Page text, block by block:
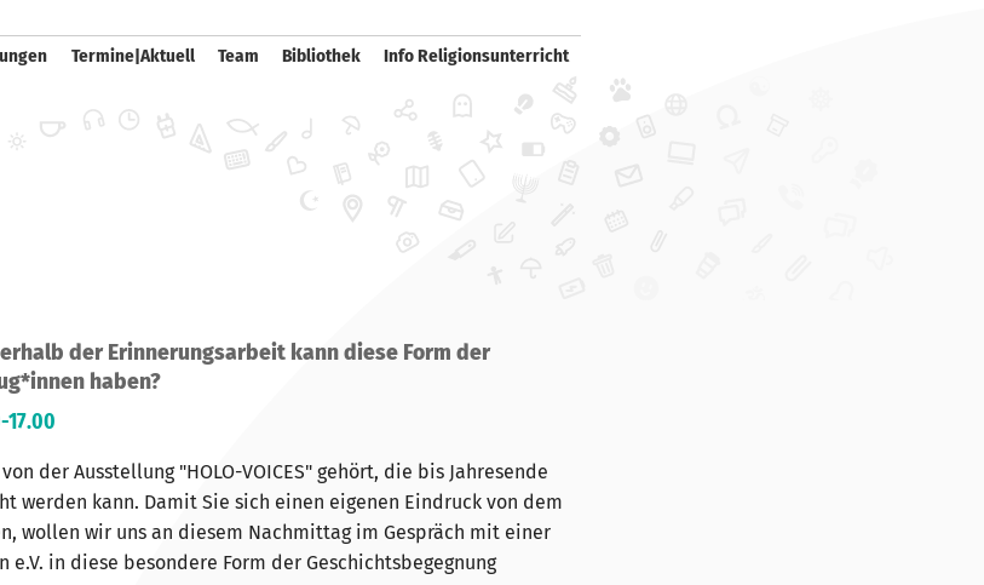
Termine|Aktuell Team Bibliothek Info Religionsunterricht
der Erinnerungsarbeit kann diese Form der
haben?
17.00
der Ausstellung "HOLO-VOICES" gehört, die bis Jahresende
werden kann. Damit Sie sich einen eigenen Eindruck von dem
wollen wir uns an diesem Nachmittag im Gespräch mit einer
e.V. in diese besondere Form der Geschichtsbegegnung